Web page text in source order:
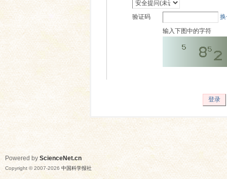
验证码
输入下图中的字符
登录
Powered by ScienceNet.cn
Copyright © 2007-2026 中国科学报社